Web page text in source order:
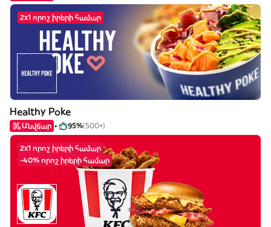
2x1 որոշ իրերի համար
Healthy Poke
Անվճար 95%(500+)
2x1 որոշ իրերի համար
-40% որոշ իրերի համար